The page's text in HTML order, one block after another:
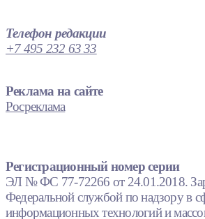
Телефон редакции
+7 495 232 63 33
Реклама на сайте
Росреклама
Регистрационный номер серии
ЭЛ № ФС 77-72266 от 24.01.2018.
Федеральной службой по надзору в
информационных технологий и